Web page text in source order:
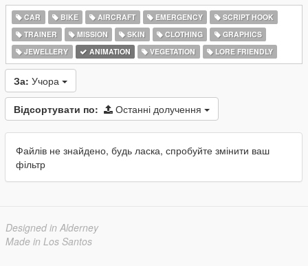
CAR BIKE AIRCRAFT EMERGENCY
SCRIPT HOOK
TRAINER
MISSION SKIN CLOTHING
GRAPHICS
JEWELLERY
ANIMATION VEGETATION LORE FRIENDLY
За: Учора
Відсортувати по: Останні долучення
Файлів не знайдено, будь ласка, спробуйте змінити ваш
фільтр
Designed in Alderney
Made in Los Santos